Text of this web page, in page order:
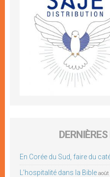
En Corée du Sud, faire du
L’hospitalité dans la Bible août